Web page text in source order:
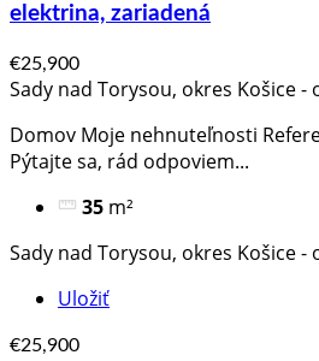
elektrina, zariadená
€25,900
Sady nad Torysou, okres Košice -
Domov Moje nehnuteľnosti
Pýtajte sa, rád odpoviem​...
35 m²
Sady nad Torysou, okres Košice -
Uložiť
€25,900